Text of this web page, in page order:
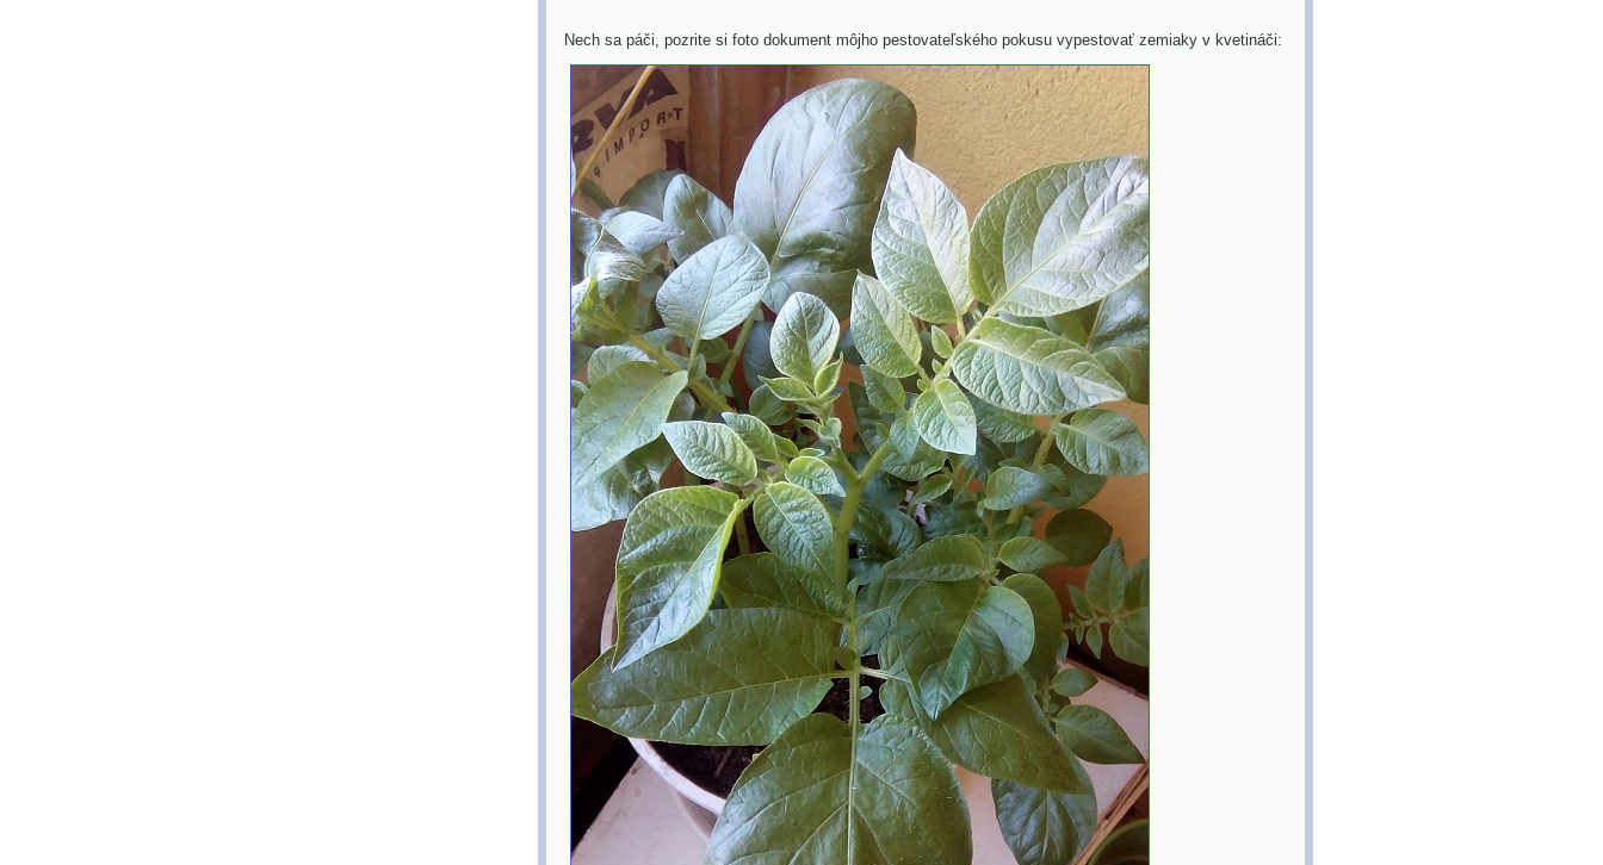
Nech sa páči, pozrite si foto dokument môjho pestovateľského pokusu vypestovať zemiaky v kvetináči: